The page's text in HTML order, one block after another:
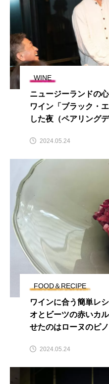
WINE
ニュージーランドの
ワイン「ブラック・
した夜（ペアリングデ
2024.05.24
FOOD＆RECIPE
ワインに合う簡単レ
オとビーツの赤いカ
せたのはローヌのピ
2024.05.24